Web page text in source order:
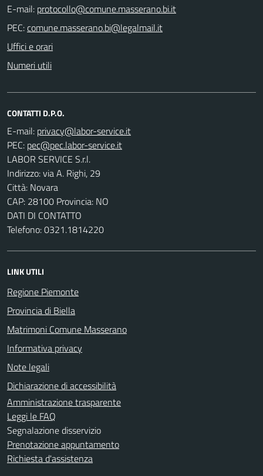
E-mail:
PEC:
Uffici e orari
Numeri utili
CONTATTI D.P.O.
E-mail:
PEC:
LABOR SERVICE S.r.l.
Indirizzo: via A. Righi, 29
Città: Novara
CAP: 28100 Provincia: NO
DATI DI CONTATTO
Telefono: 0321.1814220
LINK UTILI
Regione Piemonte
Provincia di Biella
Matrimoni Comune Masserano
Informativa privacy
Note legali
Dichiarazione di accessibilità
Amministrazione trasparente
Leggi le FAQ
Segnalazione disservizio
Prenotazione appuntamento
Richiesta d'assistenza